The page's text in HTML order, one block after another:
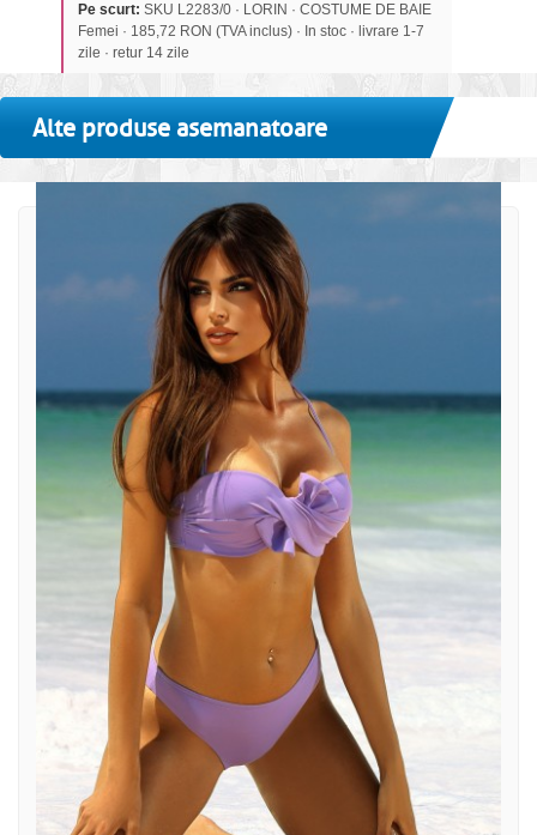
Pe scurt: SKU L2283/0 · LORIN · COSTUME DE BAIE
Femei · 185,72 RON (TVA inclus) · In stoc · livrare 1-7
zile · retur 14 zile
Alte produse asemanatoare